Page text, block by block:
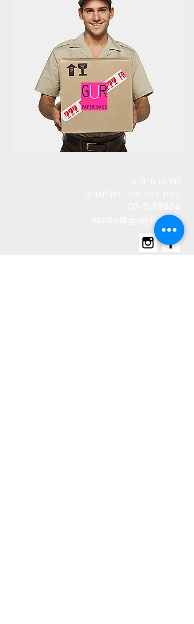
studio@gurprint.co.il